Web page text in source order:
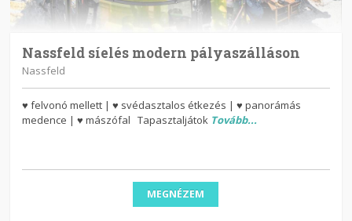
Nassfeld síelés modern pályaszálláson
Nassfeld
♥ felvonó mellett | ♥ svédasztalos étkezés | ♥ panorámás
medence | ♥ mászófal Tapasztaljátok Tovább...
MEGNÉZEM